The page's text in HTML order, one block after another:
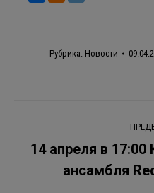
Рубрика: Новости
Навигация
по
записям
14 апреля в
ансамбля